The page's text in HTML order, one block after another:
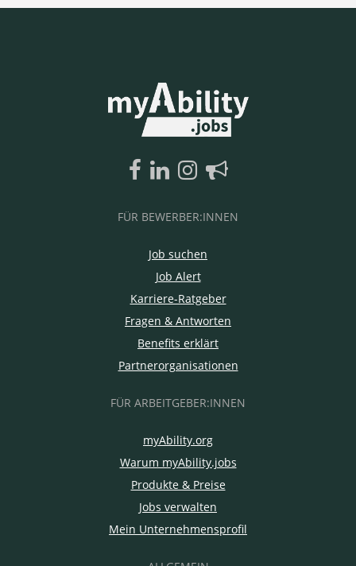
FÜR BEWERBER:INNEN
Job suchen
Job Alert
Karriere-Ratgeber
Fragen & Antworten
Benefits erklärt
Partnerorganisationen
FÜR ARBEITGEBER:INNEN
myAbility.org
Warum myAbility.jobs
Produkte & Preise
Jobs verwalten
Mein Unternehmensprofil